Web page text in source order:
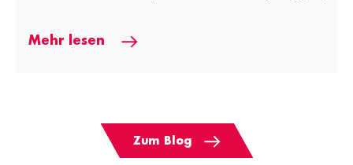
Mehr lesen
Zum Blog